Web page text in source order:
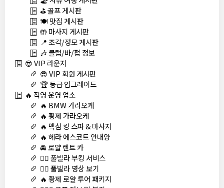
⛳ 골프 게시판
🍽️ 맛집 게시판
🤲 마사지 게시판
📍 조각/정모 게시판
🎶 클럽/바/펍 정보
😎 VIP 라운지
😎 VIP 회원 게시판
🏆 등급 업그레이드
🔥 직영 운영 업소
🔥 BMW 가라오케
🔥 황제 가라오케
🔥 맥심 킹 스파 & 마사지
🔥 헤라 에스코트 안내양
🚘 로얄 렌트 카
🏊‍♀️ 풀빌라 부킹 서비스
🏊‍♀️ 풀빌라 영상 보기
🔥 황제 로얄 투어 패키지